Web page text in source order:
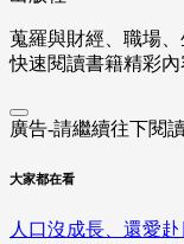
蒐羅與財經、職場
快速閱讀書籍精彩內
廣告-請繼續往下閱
大家都在看
人口沒成長、還愛